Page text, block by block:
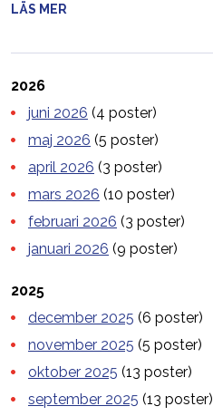
LÄS MER
2026
juni 2026 (4 poster)
maj 2026 (5 poster)
april 2026 (3 poster)
mars 2026 (10 poster)
februari 2026 (3 poster)
januari 2026 (9 poster)
2025
december 2025 (6 poster)
november 2025 (5 poster)
oktober 2025 (13 poster)
september 2025 (13 poster)